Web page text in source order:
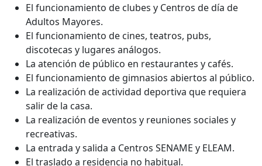
El funcionamiento de clubes y Centros de día de
Adultos Mayores.
El funcionamiento de cines, teatros, pubs,
discotecas y lugares análogos.
La atención de público en restaurantes y cafés.
El funcionamiento de gimnasios abiertos al público.
La realización de actividad deportiva que requiera
salir de la casa.
La realización de eventos y reuniones sociales y
recreativas.
La entrada y salida a Centros SENAME y ELEAM.
El traslado a residencia no habitual.